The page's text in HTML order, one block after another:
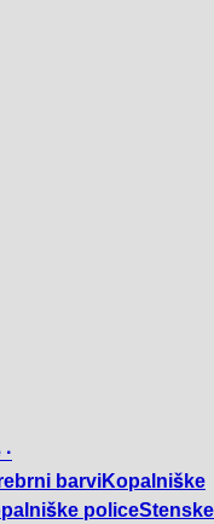
barviKopalniške
policeStenske